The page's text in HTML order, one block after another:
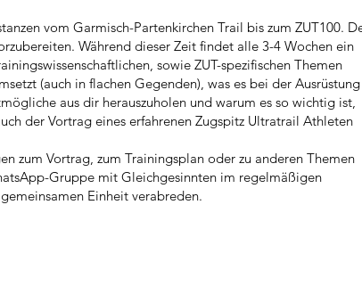
vom Garmisch-Partenkirchen Trail bis zum ZUT100.
Während dieser Zeit findet alle 3-4 Wochen ein
sowie ZUT-spezifischen Themen
(auch in flachen Gegenden), was es bei der Ausrüstung
aus dir herauszuholen und warum es so wichtig ist,
der Vortrag eines erfahrenen Zugspitz Ultratrail Athleten
zum Vortrag, zum Trainingsplan oder zu anderen Themen
Gruppe mit Gleichgesinnten im regelmäßigen
Einheit verabreden.